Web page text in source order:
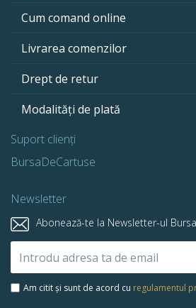
Cum comand online
Livrarea comenzilor
Drept de retur
Modalități de plată
Suport clienți
BursaDeCartuse
Newsletter
Abonează-te la Newsletter-ul
la
newsletter-
Am citit și sunt de acord cu regulamentul